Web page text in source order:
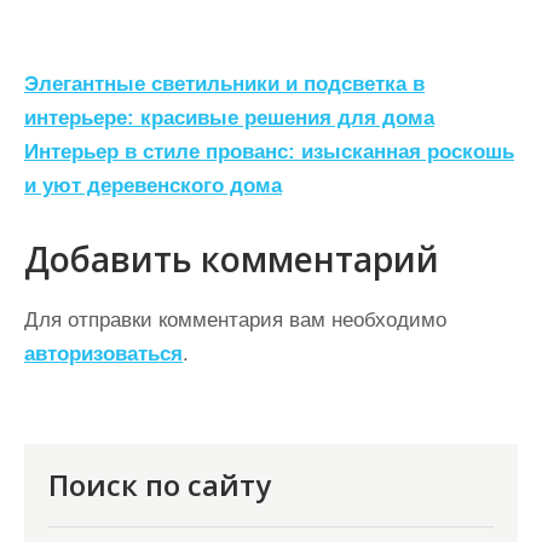
Н
а
в
и
г
а
ц
и
Элегантные светильники и подсветка в
интерьере: красивые решения для дома
Интерьер в стиле прованс: изысканная роскошь
и уют деревенского дома
Добавить комментарий
Для отправки комментария вам необходимо
авторизоваться.
Поиск по сайту